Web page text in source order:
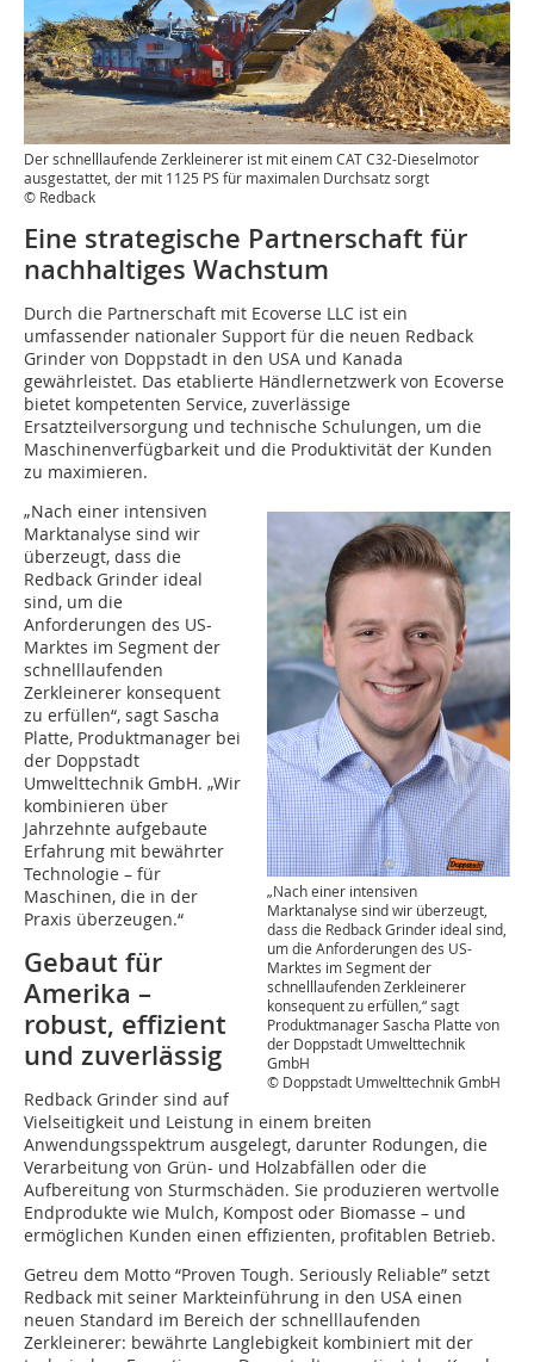
Der schnelllaufende Zerkleinerer ist mit einem CAT C32-Dieselmotor
ausgestattet, der mit 1125 PS für maximalen Durchsatz sorgt
© Redback
Eine strategische Partnerschaft für
nachhaltiges Wachstum
Durch die Partnerschaft mit Ecoverse LLC ist ein
umfassender nationaler Support für die neuen Redback
Grinder von Doppstadt in den USA und Kanada
gewährleistet. Das etablierte Händlernetzwerk von Ecoverse
bietet kompetenten Service, zuverlässige
Ersatzteilversorgung und technische Schulungen, um die
Maschinenverfügbarkeit und die Produktivität der Kunden
zu maximieren.
„Nach einer intensiven
Marktanalyse sind wir überzeugt,
dass die Redback Grinder ideal sind,
um die Anforderungen des US-
Marktes im Segment der
schnelllaufenden Zerkleinerer
konsequent zu erfüllen,“ sagt
Produktmanager Sascha Platte von
der Doppstadt Umwelttechnik
GmbH
© Doppstadt Umwelttechnik GmbH
„Nach einer intensiven
Marktanalyse sind wir
überzeugt, dass die
Redback Grinder ideal
sind, um die
Anforderungen des US-
Marktes im Segment der
schnelllaufenden
Zerkleinerer konsequent
zu erfüllen“, sagt Sascha
Platte, Produktmanager bei
der Doppstadt
Umwelttechnik GmbH. „Wir
kombinieren über
Jahrzehnte aufgebaute
Erfahrung mit bewährter
Technologie – für
Maschinen, die in der
Praxis überzeugen.“
Gebaut für
Amerika –
robust, effizient
und zuverlässig
Redback Grinder sind auf
Vielseitigkeit und Leistung in einem breiten
Anwendungsspektrum ausgelegt, darunter Rodungen, die
Verarbeitung von Grün- und Holzabfällen oder die
Aufbereitung von Sturmschäden. Sie produzieren wertvolle
Endprodukte wie Mulch, Kompost oder Biomasse – und
ermöglichen Kunden einen effizienten, profitablen Betrieb.
Getreu dem Motto “Proven Tough. Seriously Reliable” setzt
Redback mit seiner Markteinführung in den USA einen
neuen Standard im Bereich der schnelllaufenden
Zerkleinerer: bewährte Langlebigkeit kombiniert mit der